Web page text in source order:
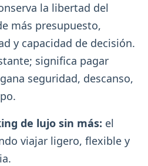
la libertad del
más presupuesto,
y capacidad de decisión.
significa pagar
seguridad, descanso,
de lujo sin más: el
viajar ligero, flexible y